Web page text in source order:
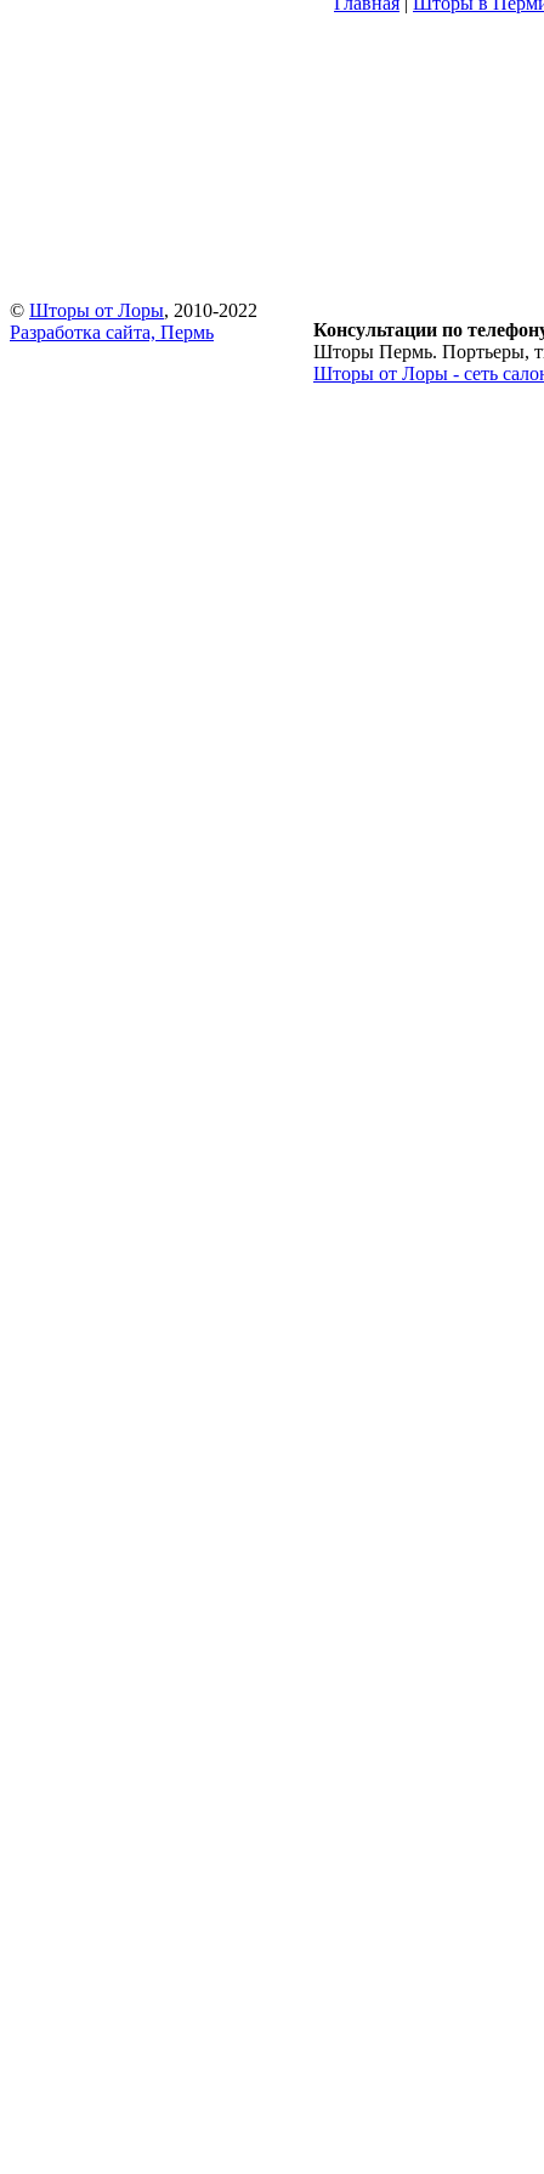
© Шторы от Лоры, 2010-2022
Разработка сайта, Пермь
Консультации по
Шторы Пермь. Портьеры,
Шторы от Лоры - сеть